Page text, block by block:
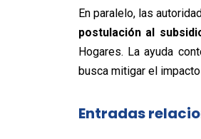
En paralelo, las
postulación al
Hogares. La ayuda
busca mitigar el
Entradas